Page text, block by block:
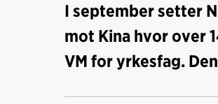
I september setter
mot Kina hvor over
VM for yrkesfag.